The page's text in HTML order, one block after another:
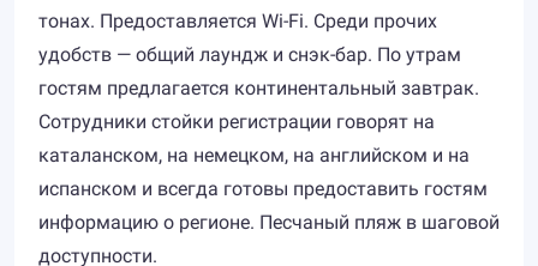
тонах. Предоставляется Wi-Fi. Среди прочих
удобств — общий лаундж и снэк-бар. По утрам
гостям предлагается континентальный завтрак.
Сотрудники стойки регистрации говорят на
каталанском, на немецком, на английском и на
испанском и всегда готовы предоставить гостям
информацию о регионе. Песчаный пляж в шаговой
доступности.